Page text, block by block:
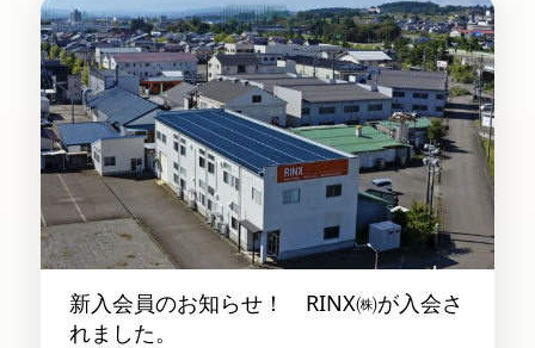
新入会員のお知らせ！ RINX㈱が入会さ
れました。